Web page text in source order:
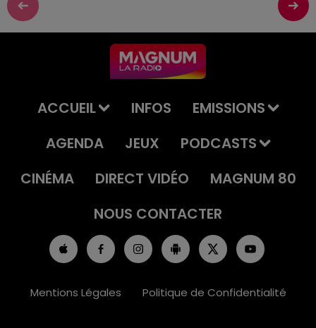
ACCUEIL INFOS
EMISSIONS
AGENDA
JEUX
PODCASTS
CINÉMA
DIRECT VIDÉO
MAGNUM 80
NOUS CONTACTER
Mentions Légales Politique de Confidentialité